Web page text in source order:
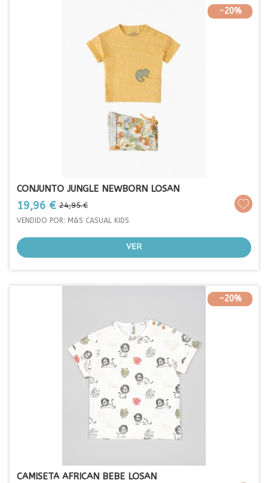
-20%
CONJUNTO JUNGLE NEWBORN LOSAN
Prezo
19,96 € Prezo
base
24,95 €
VENDIDO POR: M&S CASUAL KIDS
VER
-20%
CAMISETA AFRICAN BEBE LOSAN